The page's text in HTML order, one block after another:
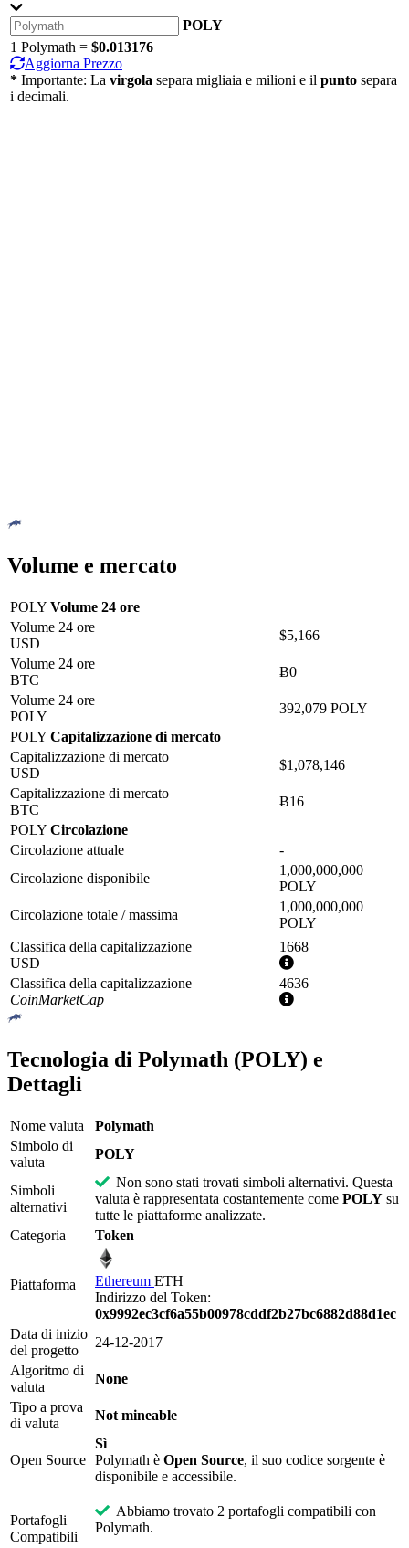
POLY
1 Polymath = $0.013176
Aggiorna Prezzo
* Importante: La virgola separa migliaia e milioni e il punto separa
i decimali.
Volume e mercato
POLY Volume 24 ore
Volume 24 ore
USD
$5,166
Volume 24 ore
BTC
Ƀ0
Volume 24 ore
POLY
392,079 POLY
POLY Capitalizzazione di mercato
Capitalizzazione di mercato
USD
$1,078,146
Capitalizzazione di mercato
BTC
Ƀ16
POLY Circolazione
Circolazione attuale
-
Circolazione disponibile
1,000,000,000
POLY
Circolazione totale / massima
1,000,000,000
POLY
Classifica della capitalizzazione
USD
1668
Ulteriori
informazioni
Classifica della capitalizzazione
CoinMarketCap
4636
Ulteriori
Tecnologia di Polymath (POLY) e
Dettagli
Nome valuta
Polymath
Simbolo di
valuta
POLY
Simboli
alternativi
Non sono stati trovati simboli alternativi. Questa
valuta è rappresentata costantemente come POLY su
tutte le piattaforme analizzate.
Categoria
Token
Piattaforma Ethereum ETH
Indirizzo del Token:
0x9992ec3cf6a55b00978cddf2b27bc6882d88d1ec
Data di inizio
del progetto
24-12-2017
Algoritmo di
valuta
None
Tipo a prova
di valuta
Not mineable
Open Source
Sì
Polymath è Open Source, il suo codice sorgente è
disponibile e accessibile.
Portafogli
Compatibili
Abbiamo trovato 2 portafogli compatibili con
Polymath.